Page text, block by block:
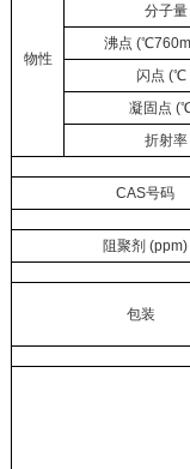
物性
分子量
沸点
闪点 (℃
凝固点
折射率
CAS号码
阻聚剂 (ppm)
包装